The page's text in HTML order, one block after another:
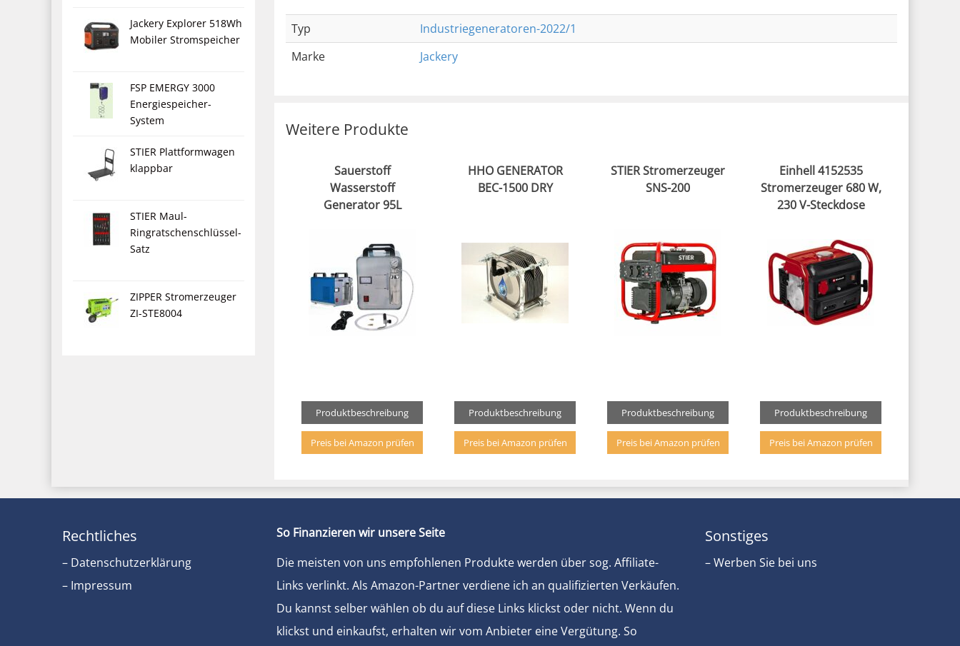
Jackery Explorer 518Wh
Mobiler Stromspeicher
FSP EMERGY 3000
Energiespeicher-
System
STIER Plattformwagen
klappbar
STIER Maul-
Ringratschenschlüssel-
Satz
ZIPPER Stromerzeuger
ZI-STE8004
Typ
Industriegeneratoren-2022/1
Marke
Jackery
Weitere Produkte
Sauerstoff
Wasserstoff
Generator 95L
Produktbeschreibung
Preis bei Amazon prüfen
HHO GENERATOR
BEC-1500 DRY
Produktbeschreibung
Preis bei Amazon prüfen
STIER Stromerzeuger
SNS-200
Produktbeschreibung
Preis bei Amazon prüfen
Einhell 4152535
Stromerzeuger 680 W,
230 V-Steckdose
Produktbeschreibung
Preis bei Amazon prüfen
Rechtliches
– Datenschutzerklärung
– Impressum
So Finanzieren wir unsere Seite
Die meisten von uns empfohlenen Produkte werden über sog. Affiliate-
Links verlinkt. Als Amazon-Partner verdiene ich an qualifizierten Verkäufen.
Du kannst selber wählen ob du auf diese Links klickst oder nicht. Wenn du
klickst und einkaufst, erhalten wir vom Anbieter eine Vergütung. So
Sonstiges
– Werben Sie bei uns